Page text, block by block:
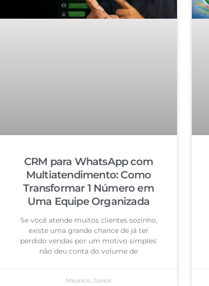
CRM para WhatsApp com
Multiatendimento: Como
Transformar 1 Número em
Uma Equipe Organizada
Se você atende muitos clientes sozinho,
existe uma grande chance de já ter
perdido vendas por um motivo simples:
não deu conta do volume de
Mauricio Junior